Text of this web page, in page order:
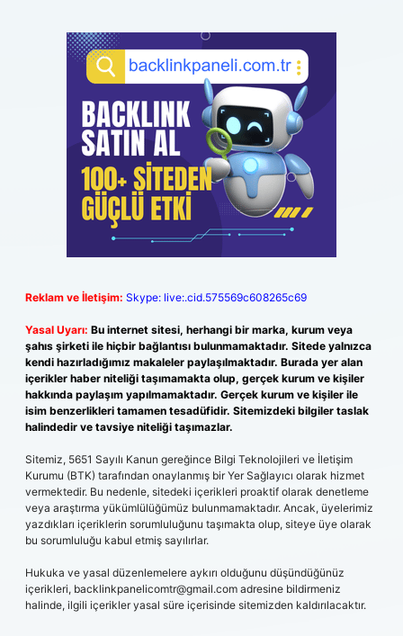
Reklam ve İletişim: Skype: live:.cid.575569c608265c69
Yasal Uyarı: Bu internet sitesi, herhangi bir marka, kurum veya
şahıs şirketi ile hiçbir bağlantısı bulunmamaktadır. Sitede yalnızca
kendi hazırladığımız makaleler paylaşılmaktadır. Burada yer alan
içerikler haber niteliği taşımamakta olup, gerçek kurum ve kişiler
hakkında paylaşım yapılmamaktadır. Gerçek kurum ve kişiler ile
isim benzerlikleri tamamen tesadüfidir. Sitemizdeki bilgiler taslak
halindedir ve tavsiye niteliği taşımazlar.
Sitemiz, 5651 Sayılı Kanun gereğince Bilgi Teknolojileri ve İletişim
Kurumu (BTK) tarafından onaylanmış bir Yer Sağlayıcı olarak hizmet
vermektedir. Bu nedenle, sitedeki içerikleri proaktif olarak denetleme
veya araştırma yükümlülüğümüz bulunmamaktadır. Ancak, üyelerimiz
yazdıkları içeriklerin sorumluluğunu taşımakta olup, siteye üye olarak
bu sorumluluğu kabul etmiş sayılırlar.
Hukuka ve yasal düzenlemelere aykırı olduğunu düşündüğünüz
içerikleri, backlinkpanelicomtr@gmail.com adresine bildirmeniz
halinde, ilgili içerikler yasal süre içerisinde sitemizden kaldırılacaktır.